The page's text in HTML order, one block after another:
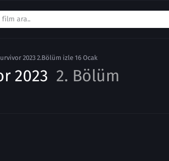
2023 2.Bölüm izle 16 Ocak
2023 2. Bölüm